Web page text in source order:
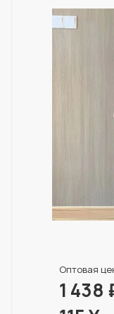
Оптовая
1 438